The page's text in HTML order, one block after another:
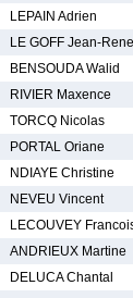
LEPAIN Adrien
LE GOFF Jean-Rene
BENSOUDA Walid
RIVIER Maxence
TORCQ Nicolas
PORTAL Oriane
NDIAYE Christine
NEVEU Vincent
LECOUVEY
ANDRIEUX Martine
DELUCA Chantal